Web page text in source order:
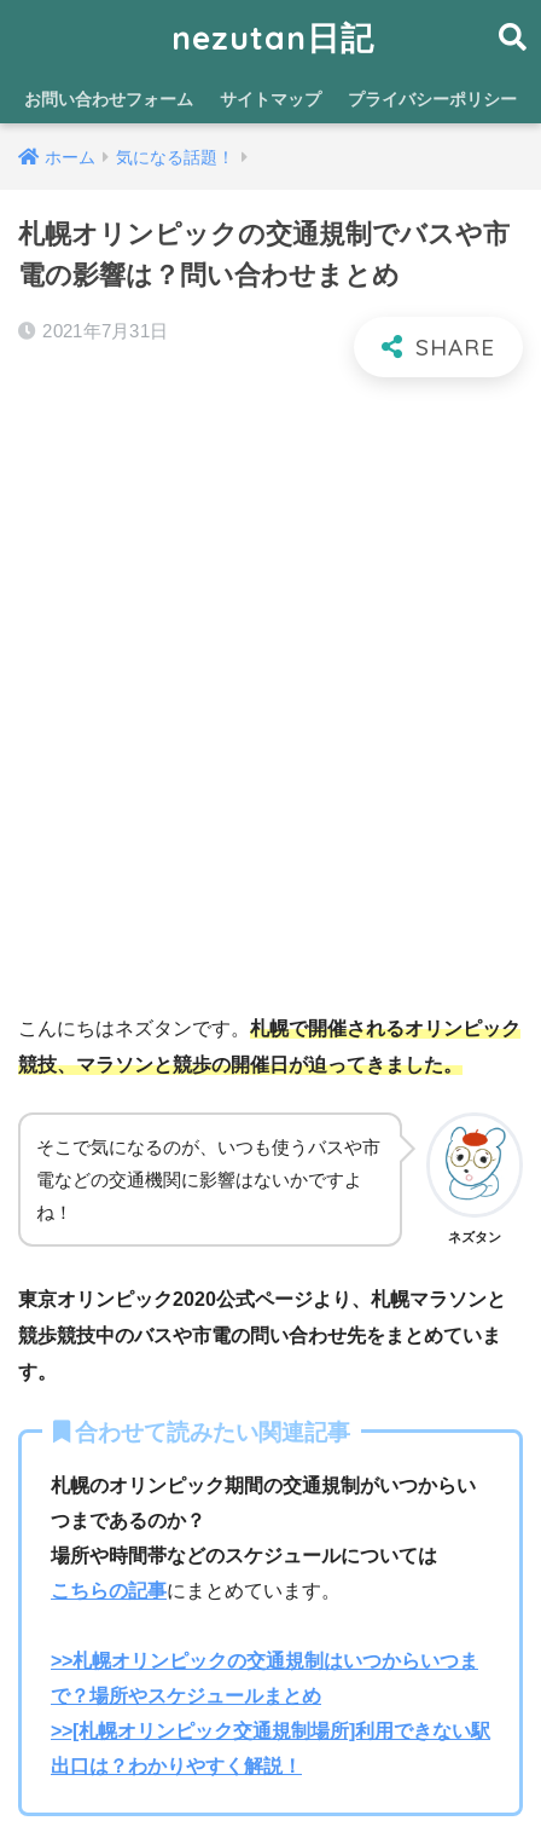
nezutan日記
お問い合わせフォーム サイトマップ プライバシーポリシー
ホーム 気になる話題！
札幌オリンピックの交通規制でバスや市
電の影響は？問い合わせまとめ
2021年7月31日
こんにちはネズタンです。 札幌で開催されるオリンピック
競技、マラソンと競歩の開催日が迫ってきました。
そこで気になるのが、いつも使うバスや市
電などの交通機関に影響はないかですよ
ね！
ネズタン
東京オリンピック2020公式ページより、札幌マラソンと
競歩競技中のバスや市電の問い合わせ先をまとめていま
す。
合わせて読みたい関連記事
札幌のオリンピック期間の交通規制がいつからい
つまであるのか？
場所や時間帯などのスケジュールについては
こちらの記事にまとめています。
>>札幌オリンピックの交通規制はいつからいつま
で？場所やスケジュールまとめ
>>[札幌オリンピック交通規制場所]利用できない駅
出口は？わかりやすく解説！